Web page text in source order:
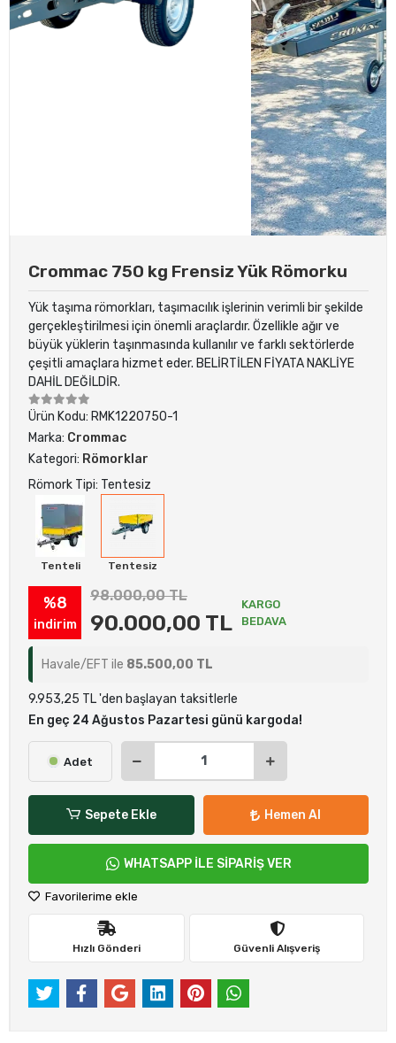
Crommac 750 kg Frensiz Yük Römorku
Yük taşıma römorkları, taşımacılık işlerinin verimli bir şekilde
gerçekleştirilmesi için önemli araçlardır. Özellikle ağır ve
büyük yüklerin taşınmasında kullanılır ve farklı sektörlerde
çeşitli amaçlara hizmet eder. BELİRTİLEN FİYATA NAKLİYE
DAHİL DEĞİLDİR.
Ürün Kodu: RMK1220750-1
Marka: Crommac
Kategori: Römorklar
Römork Tipi: Tentesiz
Tenteli Tentesiz
%8
indirim
98.000,00 TL
90.000,00 TL
KARGO
BEDAVA
Havale/EFT ile 85.500,00 TL
9.953,25 TL 'den başlayan taksitlerle
En geç 24 Ağustos Pazartesi günü kargoda!
Adet
Sepete Ekle Hemen Al
WHATSAPP İLE SİPARİŞ VER
Favorilerime ekle
Hızlı Gönderi Güvenli Alışveriş